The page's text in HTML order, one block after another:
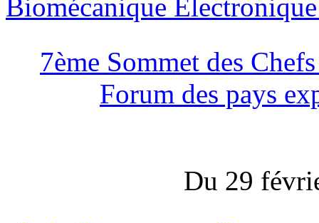
Biomécanique
7ème Sommet des
Forum des pays
Du 29